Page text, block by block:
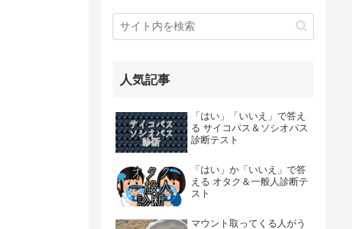
人気記事
「はい」「いいえ」で答え
る サイコパス＆ソシオパス
診断テスト
「はい」か「いいえ」で答
える オタク＆一般人診断テ
スト
マウント取ってくる人がう